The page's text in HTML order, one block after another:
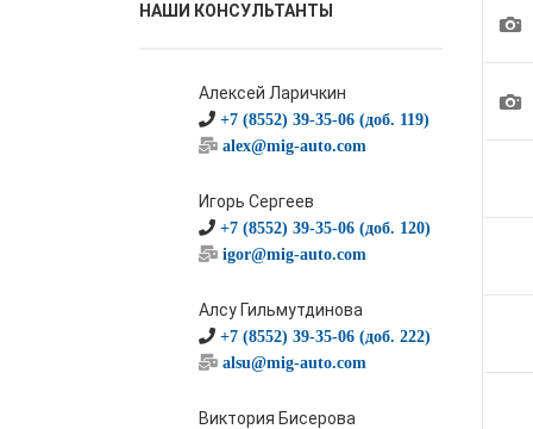
НАШИ КОНСУЛЬТАНТЫ
Алексей Ларичкин
+7 (8552) 39-35-06 (доб. 119)
alex@mig-auto.com
Игорь Сергеев
+7 (8552) 39-35-06 (доб. 120)
igor@mig-auto.com
Алсу Гильмутдинова
+7 (8552) 39-35-06 (доб. 222)
alsu@mig-auto.com
Виктория Бисерова
1
1